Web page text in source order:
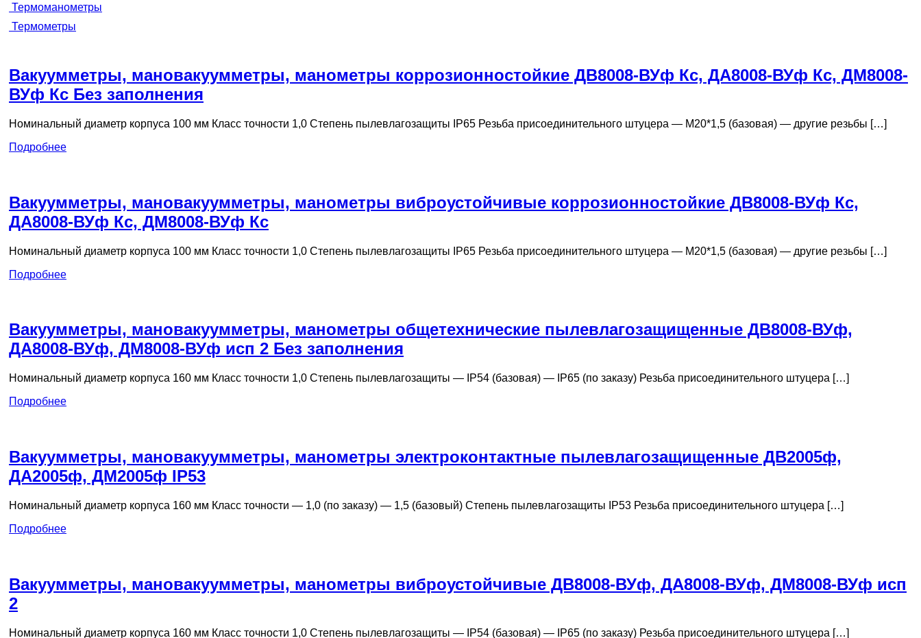
Термоманометры
Термометры
Вакуумметры, мановакуумметры, манометры коррозионностойкие ДВ8008-ВУф Кс, ДА8008-ВУф Кс, ДМ8008-
ВУф Кс Без заполнения
Номинальный диаметр корпуса 100 мм Класс точности 1,0 Степень пылевлагозащиты IP65 Резьба присоединительного штуцера — М20*1,5 (базовая) — другие резьбы […]
Подробнее
Вакуумметры, мановакуумметры, манометры виброустойчивые коррозионностойкие ДВ8008-ВУф Кс,
ДА8008-ВУф Кс, ДМ8008-ВУф Кс
Номинальный диаметр корпуса 100 мм Класс точности 1,0 Степень пылевлагозащиты IP65 Резьба присоединительного штуцера — М20*1,5 (базовая) — другие резьбы […]
Подробнее
Вакуумметры, мановакуумметры, манометры общетехнические пылевлагозащищенные ДВ8008-ВУф,
ДА8008-ВУф, ДМ8008-ВУф исп 2 Без заполнения
Номинальный диаметр корпуса 160 мм Класс точности 1,0 Степень пылевлагозащиты — IP54 (базовая) — IP65 (по заказу) Резьба присоединительного штуцера […]
Подробнее
Вакуумметры, мановакуумметры, манометры электроконтактные пылевлагозащищенные ДВ2005ф,
ДА2005ф, ДМ2005ф IP53
Номинальный диаметр корпуса 160 мм Класс точности — 1,0 (по заказу) — 1,5 (базовый) Степень пылевлагозащиты IP53 Резьба присоединительного штуцера […]
Подробнее
Вакуумметры, мановакуумметры, манометры виброустойчивые ДВ8008-ВУф, ДА8008-ВУф, ДМ8008-ВУф исп
2
Номинальный диаметр корпуса 160 мм Класс точности 1,0 Степень пылевлагозащиты — IP54 (базовая) — IP65 (по заказу) Резьба присоединительного штуцера […]